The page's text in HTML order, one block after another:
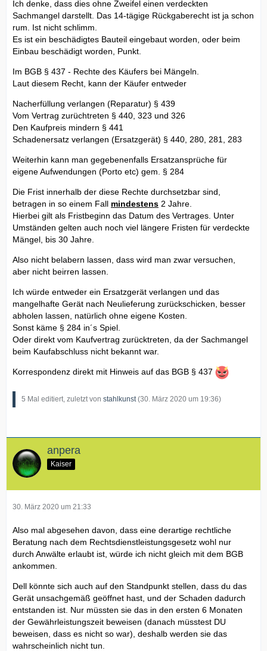
Ich denke, dass dies ohne Zweifel einen verdeckten
Sachmangel darstellt. Das 14-tägige Rückgaberecht ist ja schon
rum. Ist nicht schlimm.
Es ist ein beschädigtes Bauteil eingebaut worden, oder beim
Einbau beschädigt worden, Punkt.
Im BGB § 437 - Rechte des Käufers bei Mängeln.
Laut diesem Recht, kann der Käufer entweder
Nacherfüllung verlangen (Reparatur) § 439
Vom Vertrag zurüchtreten § 440, 323 und 326
Den Kaufpreis mindern § 441
Schadenersatz verlangen (Ersatzgerät) § 440, 280, 281, 283
Weiterhin kann man gegebenenfalls Ersatzansprüche für
eigene Aufwendungen (Porto etc) gem. § 284
Die Frist innerhalb der diese Rechte durchsetzbar sind,
betragen in so einem Fall mindestens 2 Jahre.
Hierbei gilt als Fristbeginn das Datum des Vertrages. Unter
Umständen gelten auch noch viel längere Fristen für verdeckte
Mängel, bis 30 Jahre.
Also nicht belabern lassen, dass wird man zwar versuchen,
aber nicht beirren lassen.
Ich würde entweder ein Ersatzgerät verlangen und das
mangelhafte Gerät nach Neulieferung zurückschicken, besser
abholen lassen, natürlich ohne eigene Kosten.
Sonst käme § 284 in´s Spiel.
Oder direkt vom Kaufvertrag zurücktreten, da der Sachmangel
beim Kaufabschluss nicht bekannt war.
Korrespondenz direkt mit Hinweis auf das BGB § 437
5 Mal editiert, zuletzt von stahlkunst(30. März 2020 um 19:36)
anpera
Kaiser
30. März 2020 um 21:33
Also mal abgesehen davon, dass eine derartige rechtliche
Beratung nach dem Rechtsdienstleistungsgesetz wohl nur
durch Anwälte erlaubt ist, würde ich nicht gleich mit dem BGB
ankommen.
Dell könnte sich auch auf den Standpunkt stellen, dass du das
Gerät unsachgemäß geöffnet hast, und der Schaden dadurch
entstanden ist. Nur müssten sie das in den ersten 6 Monaten
der Gewährleistungszeit beweisen (danach müsstest DU
beweisen, dass es nicht so war), deshalb werden sie das
wahrscheinlich nicht tun.